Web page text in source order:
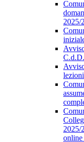
2025/
C.d.D.
2025/
online